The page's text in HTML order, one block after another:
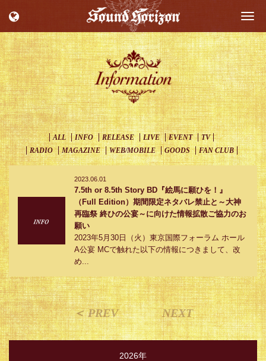
ALL INFO RELEASE LIVE EVENT
TV
RADIO
MAGAZINE WEB/MOBILE GOODS FAN CLUB
2023.06.01
7.5th or 8.5th Story BD『絵馬に願ひを！』
（Full Edition）期間限定ネタバレ禁止と～大神
再臨祭 終ひの公宴～に向けた情報拡散ご協力のお
願い
2023年5月30日（火）東京国際フォーラム ホール
A公宴 MCで触れた以下の情報につきまして、改
め...
＜ PREV NEXT
2026年